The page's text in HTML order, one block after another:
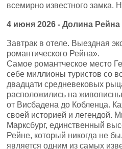
всемирно известного замка.
4 июня 2026 -Долина Рейна
Завтрак в отеле. Выездная
романтического Рейна».
Самое романтческое место
себе миллионы туристов со
двадцати средневековых
расположились на
от Висбадена до Кобленца.
своей историей и легендой.
Марксбург, единственный
Рейне, который никогда не
является одним из самых